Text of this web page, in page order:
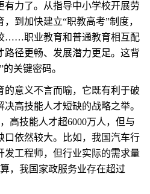
力了。从指导中小学校开展劳
到加快建立“职教高考”制度，
……职业教育和普通教育相互配
路径更畅、发展潜力更足。这背
关键密码。
意义不言而喻，它既有利于破
高技能人才短缺的战略之举。
高技能人才超6000万人，但与
口依然较大。比如，我国汽车行
发工程师，但行业实际的需求量
，我国家政服务业存在超过